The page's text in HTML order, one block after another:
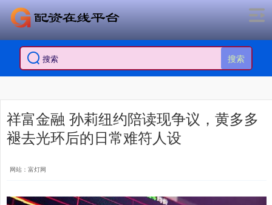
搜索
祥富金融 孙莉纽约陪读现争议，黄多多
褪去光环后的日常难符人设
网站：富灯网